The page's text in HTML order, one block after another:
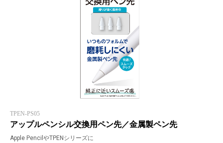
TPEN-PS05
アップルペンシル交換用ペン先／金属製ペン先
Apple PencilやTPENシリーズに